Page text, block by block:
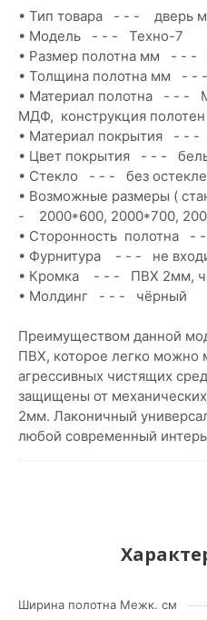
• Тип товара - - - дверь
• Модель - - - Техно-7
• Размер полотна мм - - -
• Толщина полотна мм -
• Материал полотна - - -
МДФ, конструкция
• Материал покрытия - - -
• Цвет покрытия - - -
• Стекло - - - без
• Возможные размеры (
- 2000*600, 2000*700,
• Сторонность полотна -
• Фурнитура - - - не
• Кромка - - - ПВХ 2мм,
• Молдинг - - - чёрный
Преимуществом данной
ПВХ, которое легко можно
агрессивных чистящих
защищены от
2мм. Лаконичный
любой современный
Ширина полотна Межк. см